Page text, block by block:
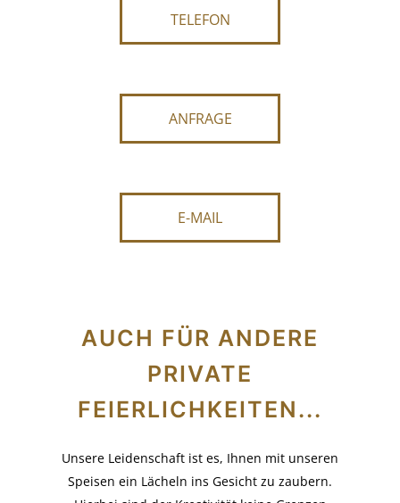
TELEFON
ANFRAGE
E-MAIL
AUCH FÜR ANDERE
PRIVATE
FEIERLICHKEITEN...
Unsere Leidenschaft ist es, Ihnen mit unseren
Speisen ein Lächeln ins Gesicht zu zaubern.